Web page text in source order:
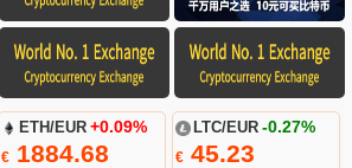
ETH/EUR +0.09%
€ 1884.68
LTC/EUR -0.27%
€45.23